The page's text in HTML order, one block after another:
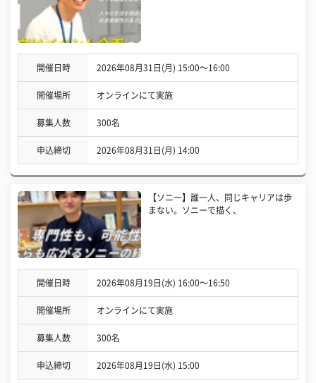
開催日時 2026年08月31日(月) 15:00〜16:00
開催場所 オンラインにて実施
募集人数 300名
申込締切 2026年08月31日(月) 14:00
【ソニー】誰一人、同じキャリアは歩
まない。ソニーで描く、
開催日時 2026年08月19日(水) 16:00〜16:50
開催場所 オンラインにて実施
募集人数 300名
申込締切 2026年08月19日(水) 15:00